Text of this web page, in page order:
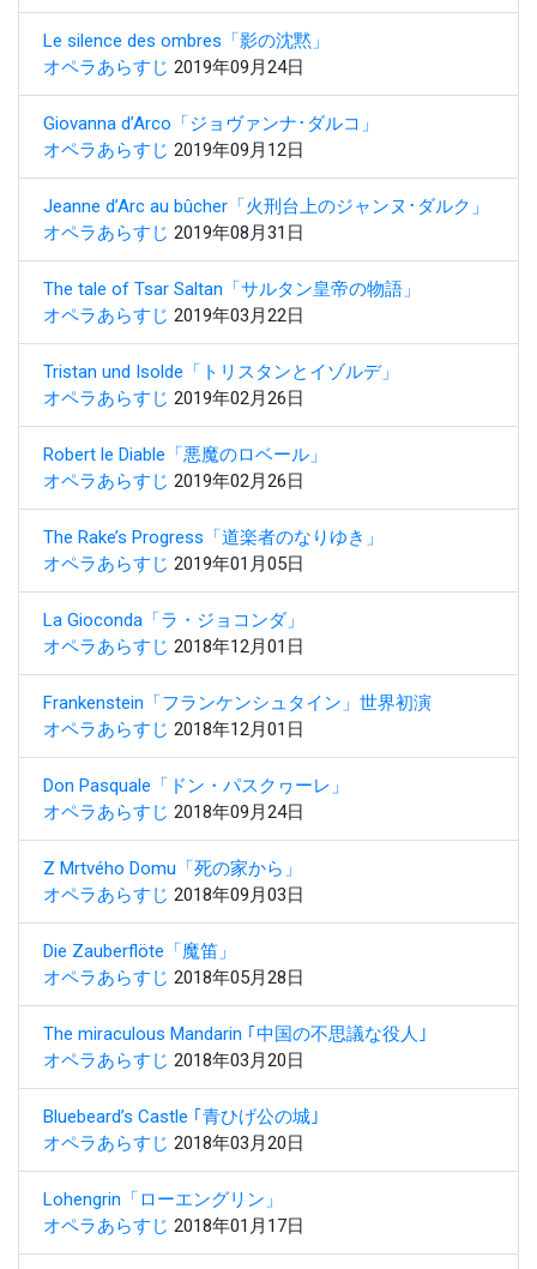
Le silence des ombres「影の沈黙」
オペラあらすじ 2019年09月24日
Giovanna d’Arco「ジョヴァンナ･ダルコ」
オペラあらすじ 2019年09月12日
Jeanne d’Arc au bûcher「火刑台上のジャンヌ･ダルク」
オペラあらすじ 2019年08月31日
The tale of Tsar Saltan「サルタン皇帝の物語」
オペラあらすじ 2019年03月22日
Tristan und Isolde「トリスタンとイゾルデ」
オペラあらすじ 2019年02月26日
Robert le Diable「悪魔のロベール」
オペラあらすじ 2019年02月26日
The Rake’s Progress「道楽者のなりゆき」
オペラあらすじ 2019年01月05日
La Gioconda「ラ・ジョコンダ」
オペラあらすじ 2018年12月01日
Frankenstein「フランケンシュタイン」世界初演
オペラあらすじ 2018年12月01日
Don Pasquale「ドン・パスクヮーレ」
オペラあらすじ 2018年09月24日
Z Mrtvého Domu「死の家から」
オペラあらすじ 2018年09月03日
Die Zauberflöte「魔笛」
オペラあらすじ 2018年05月28日
The miraculous Mandarin ｢中国の不思議な役人｣
オペラあらすじ 2018年03月20日
Bluebeard’s Castle ｢青ひげ公の城｣
オペラあらすじ 2018年03月20日
Lohengrin「ローエングリン」
オペラあらすじ 2018年01月17日